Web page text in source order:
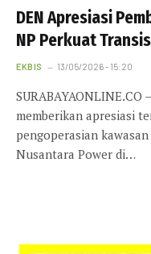
DEN Apresiasi
NP Perkuat
EKBIS 13/05/2026 - 15:20
memberikan apresiasi
pengoperasian
Nusantara Power di…